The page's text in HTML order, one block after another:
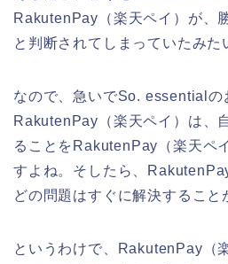
RakutenPay（楽天ペイ）が、
と判断されてしまっていたみた
なので、急いでSo. essentialの
RakutenPay（楽天ペイ）は、
ることをRakutenPay（楽天ペ
すよね。そしたら、
どの問題はすぐに解決すること
というわけで、RakutenPay（